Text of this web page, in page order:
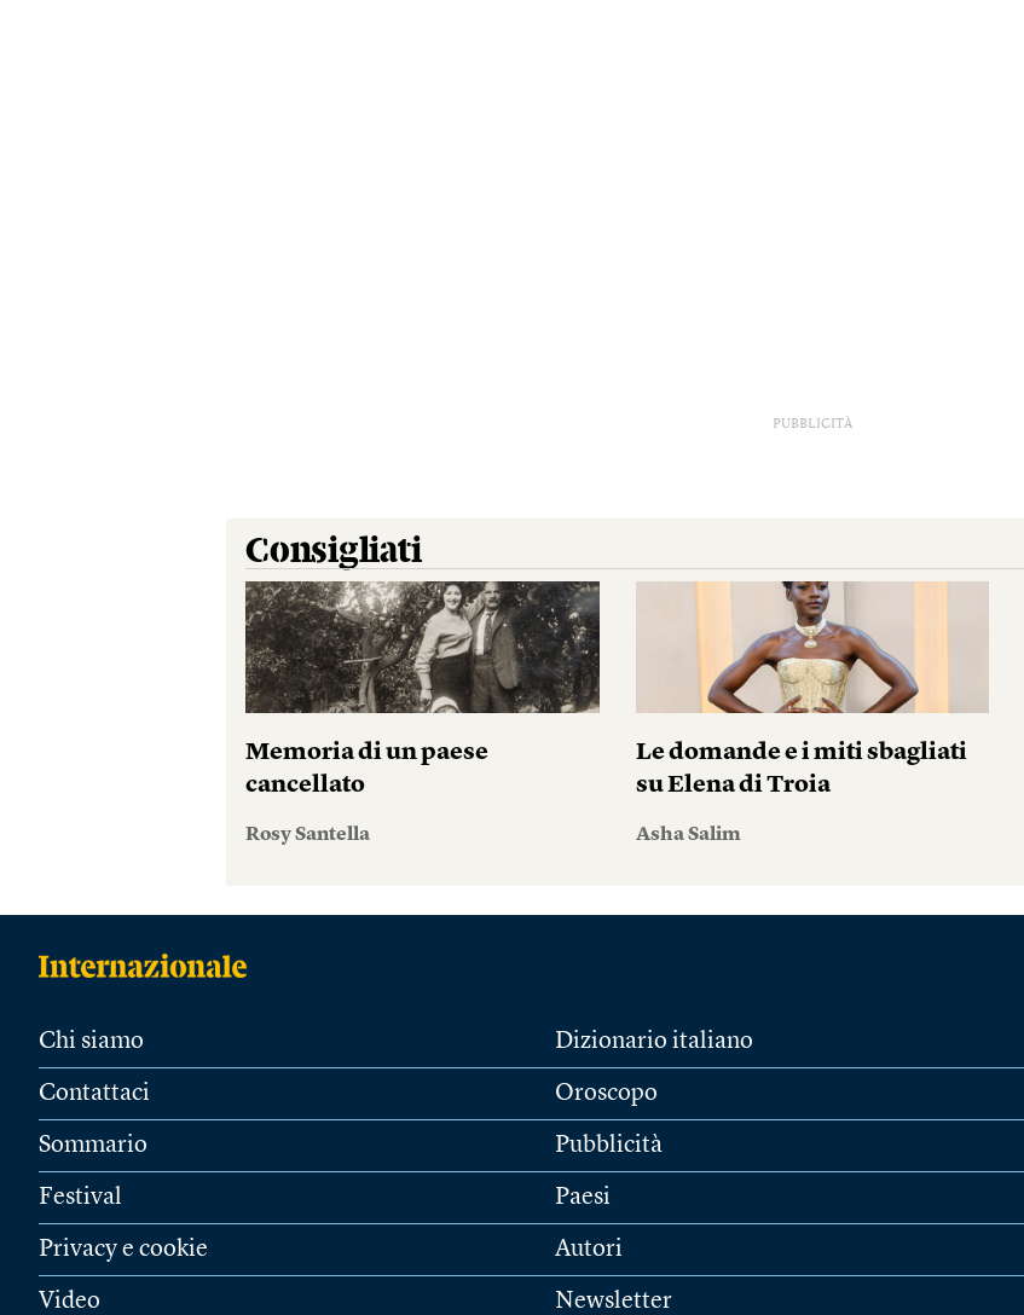
PUBBLICITÀ
Consigliati
Memoria di un paese
cancellato
Rosy Santella
Le domande e i miti sbagliati
su Elena di Troia
Asha Salim
Chi siamo
Contattaci
Sommario
Festival
Privacy e cookie
Video
Dizionario italiano
Oroscopo
Pubblicità
Paesi
Autori
Newsletter